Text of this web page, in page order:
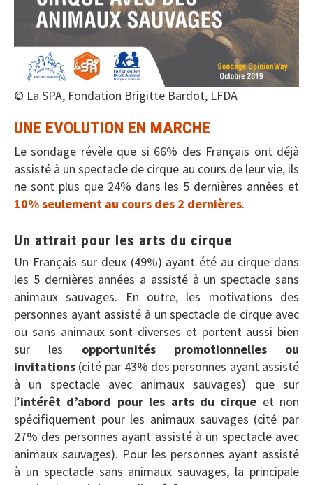
© La SPA, Fondation Brigitte Bardot, LFDA
UNE EVOLUTION EN MARCHE
Le sondage révèle que si 66% des Français ont déjà
assisté à un spectacle de cirque au cours de leur vie, ils
ne sont plus que 24% dans les 5 dernières années et
10% seulement au cours des 2 dernières.
Un attrait pour les arts du cirque
Un Français sur deux (49%) ayant été au cirque dans
les 5 dernières années a assisté à un spectacle sans
animaux sauvages. En outre, les motivations des
personnes ayant assisté à un spectacle de cirque avec
ou sans animaux sont diverses et portent aussi bien
sur les opportunités promotionnelles ou
invitations (cité par 43% des personnes ayant assisté
à un spectacle avec animaux sauvages) que sur
l’intérêt d’abord pour les arts du cirque et non
spécifiquement pour les animaux sauvages (cité par
27% des personnes ayant assisté à un spectacle avec
animaux sauvages). Pour les personnes ayant assisté
à un spectacle sans animaux sauvages, la principale